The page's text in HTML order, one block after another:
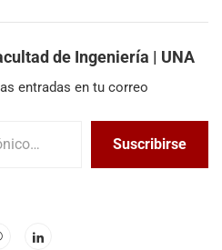
de Ingeniería | UNA
entradas en tu correo
Suscribirse